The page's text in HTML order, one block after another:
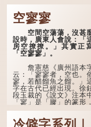
中經過一間旅店休息，
遇到一位呂姓道士，兩
談甚歡。
言談間，盧姓書生
自己雖貴為讀書人，但
未能考取功名，仍然貧
感到十分落泊。於是，
拿出一個青瓷枕頭，讓
空寥寥
空間空蕩蕩，沒甚
設時，廣東人會說：「
房空撩撩。」其實正
「空寥寥」。
詹憲慈《廣州語本字
云：「寥寥者，空也。
寥，若醋餾魚之餾。」
字在古代已經出現。徐
段玉裁的《說文》注本
「寥」是「廫」的篆形
·安期先生》載琊阜老
事，以「寥寥安期，虛
冷僻字系列｜